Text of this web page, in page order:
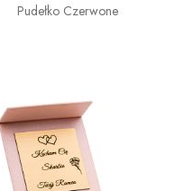
Pudełko Czerwone